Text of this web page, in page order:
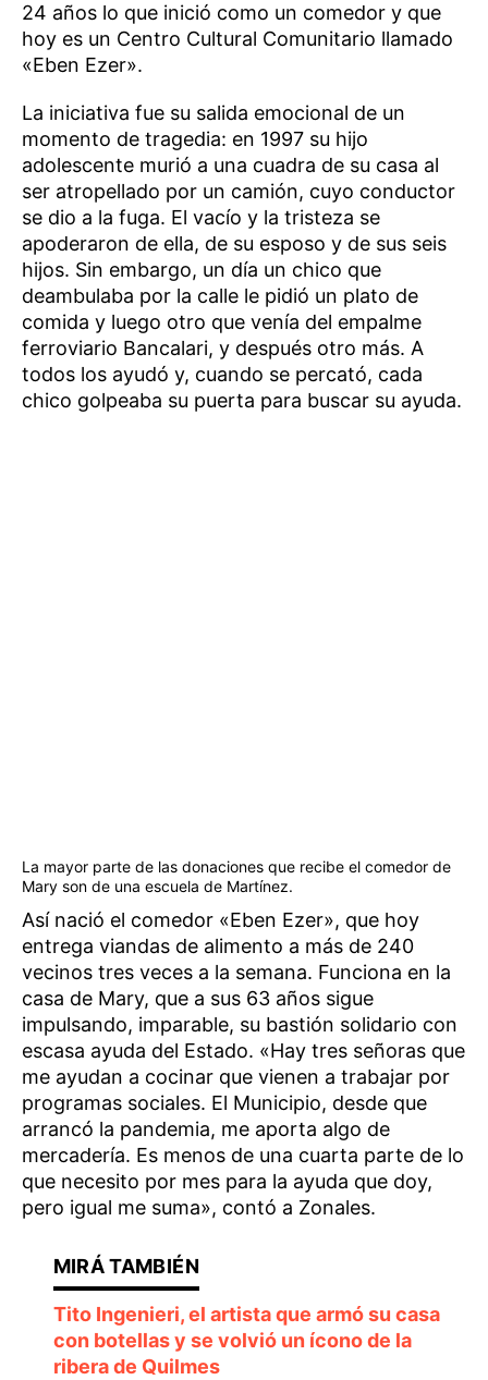
24 años lo que inició como un comedor y que
hoy es un Centro Cultural Comunitario llamado
«Eben Ezer».
La iniciativa fue su salida emocional de un
momento de tragedia: en 1997 su hijo
adolescente murió a una cuadra de su casa al
ser atropellado por un camión, cuyo conductor
se dio a la fuga. El vacío y la tristeza se
apoderaron de ella, de su esposo y de sus seis
hijos. Sin embargo, un día un chico que
deambulaba por la calle le pidió un plato de
comida y luego otro que venía del empalme
ferroviario Bancalari, y después otro más. A
todos los ayudó y, cuando se percató, cada
chico golpeaba su puerta para buscar su ayuda.
La mayor parte de las donaciones que recibe el comedor de
Mary son de una escuela de Martínez.
Así nació el comedor «Eben Ezer», que hoy
entrega viandas de alimento a más de 240
vecinos tres veces a la semana. Funciona en la
casa de Mary, que a sus 63 años sigue
impulsando, imparable, su bastión solidario con
escasa ayuda del Estado. «Hay tres señoras que
me ayudan a cocinar que vienen a trabajar por
programas sociales. El Municipio, desde que
arrancó la pandemia, me aporta algo de
mercadería. Es menos de una cuarta parte de lo
que necesito por mes para la ayuda que doy,
pero igual me suma», contó a Zonales.
Tito Ingenieri, el artista que armó su casa
con botellas y se volvió un ícono de la
ribera de Quilmes